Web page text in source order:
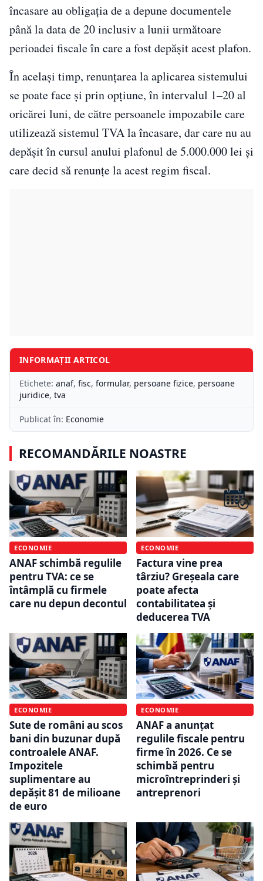
încasare au obligația de a depune documentele
până la data de 20 inclusiv a lunii următoare
perioadei fiscale în care a fost depășit acest plafon.
În același timp, renunțarea la aplicarea sistemului
se poate face și prin opțiune, în intervalul 1–20 al
oricărei luni, de către persoanele impozabile care
utilizează sistemul TVA la încasare, dar care nu au
depășit în cursul anului plafonul de 5.000.000 lei și
care decid să renunțe la acest regim fiscal.
INFORMAȚII ARTICOL
Etichete: anaf, fisc, formular, persoane fizice, persoane
juridice, tva
Publicat în: Economie
RECOMANDĂRILE NOASTRE
ECONOMIE
ANAF schimbă regulile
pentru TVA: ce se
întâmplă cu firmele
care nu depun decontul
ECONOMIE
Factura vine prea
târziu? Greșeala care
poate afecta
contabilitatea și
deducerea TVA
ECONOMIE
Sute de români au scos
bani din buzunar după
controalele ANAF.
Impozitele
suplimentare au
depășit 81 de milioane
de euro
ECONOMIE
ANAF a anunțat
regulile fiscale pentru
firme în 2026. Ce se
schimbă pentru
microîntreprinderi și
antreprenori